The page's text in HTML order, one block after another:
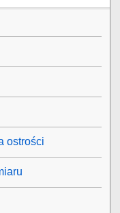
ostrości